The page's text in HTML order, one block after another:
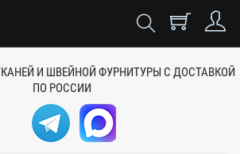
И ШВЕЙНОЙ ФУРНИТУРЫ С ДОСТАВКОЙ
ПО РОССИИ